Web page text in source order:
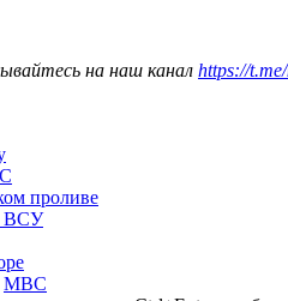
на наш канал https://
проливе
ВСУ
МВС